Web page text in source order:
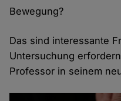
Bewegung?
Das sind interessante
Untersuchung
Professor in seinem